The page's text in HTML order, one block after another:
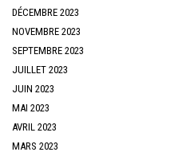
DÉCEMBRE 2023
NOVEMBRE 2023
SEPTEMBRE 2023
JUILLET 2023
JUIN 2023
MAI 2023
AVRIL 2023
MARS 2023